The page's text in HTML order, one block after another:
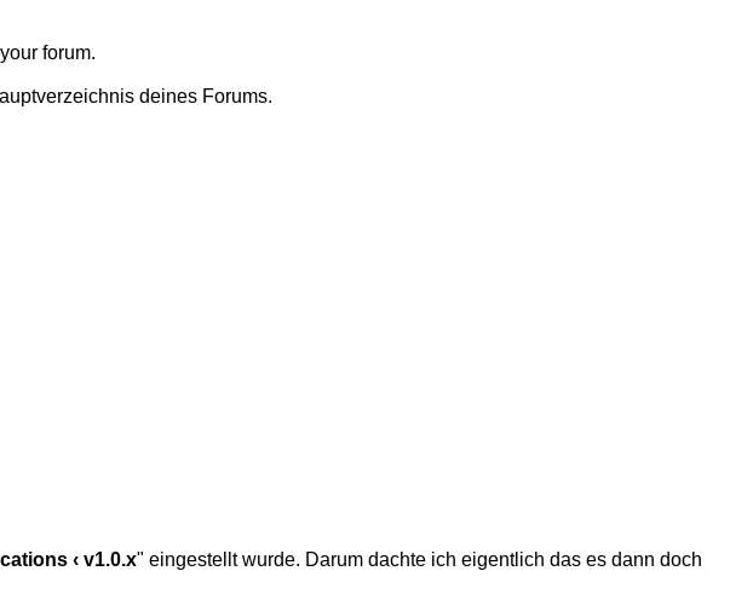
forum.
deines Forums.
‹ v1.0.x" eingestellt wurde. Darum dachte ich eigentlich das es dann doch